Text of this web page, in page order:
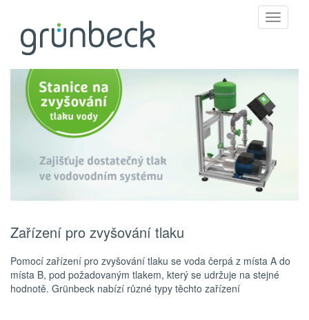
Toggle
Zařízení pro zvyšování tlaku
Pomocí zařízení pro zvyšování tlaku se voda čerpá z místa A do
místa B, pod požadovaným tlakem, který se udržuje na stejné
hodnotě. Grünbeck nabízí různé typy těchto zařízení